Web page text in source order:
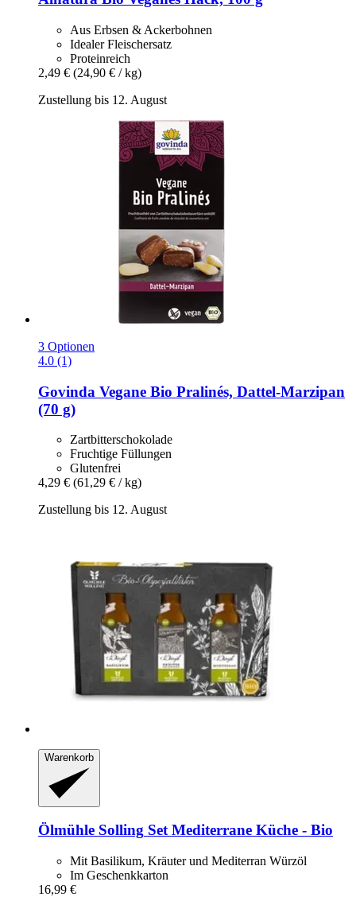
Aus Erbsen & Ackerbohnen
Idealer Fleischersatz
Proteinreich
2,49 € (24,90 € / kg)
Zustellung bis 12. August
3 Optionen
4.0 (1)
Govinda Vegane Bio Pralinés, Dattel-​Marzipan
(70 g)
Zartbitterschokolade
Fruchtige Füllungen
Glutenfrei
4,29 € (61,29 € / kg)
Zustellung bis 12. August
Warenkorb
Ölmühle Solling Set Mediterrane Küche -​ Bio
Mit Basilikum, Kräuter und Mediterran Würzöl
Im Geschenkkarton
16,99 €